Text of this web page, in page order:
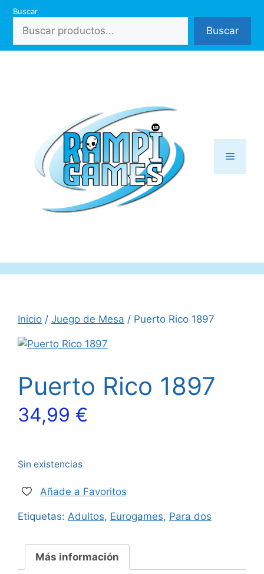
Saltar
contenido
Buscar
Buscar
Menú
Inicio / Juego de Mesa / Puerto Rico 1897
Puerto Rico 1897
34,99 €
Sin existencias
Añade a Favoritos
Etiquetas: Adultos, Eurogames, Para dos
Más información